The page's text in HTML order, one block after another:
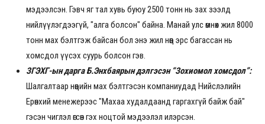
мэдээлсэн. Гэвч яг тал хувь буюу 2500 тонн нь зах зээлд
нийлүүлэгдээгүй, "алга болсон" байна. Манай улс өмнөх жил 8000
тонн мах бэлтгэж байсан бол энэ жил нөөц эрс багассан нь
хомсдол үүсэх суурь болсон гэв.
ЗГЭХГ-ын дарга Б.Энхбаярын дэлгэсэн “Зохиомол хомсдол”:
Шалгалтаар нөөцийн мах бэлтгэсэн компаниудад Нийслэлийн
Ерөнхий менежерээс "Махаа худалдаанд гаргахгүй байж бай"
гэсэн чиглэл өгсөн гэх ноцтой мэдээлэл илэрсэн.